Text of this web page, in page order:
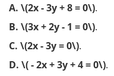
A. \(2x - 3y + 8 = 0\).
B. \(3x + 2y - 1 = 0\).
C. \(2x - 3y = 0\).
D. \( - 2x + 3y + 4 = 0\).